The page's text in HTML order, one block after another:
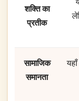
शक्ति का
प्रतीक
सामाजिक
समानता
यहाँ